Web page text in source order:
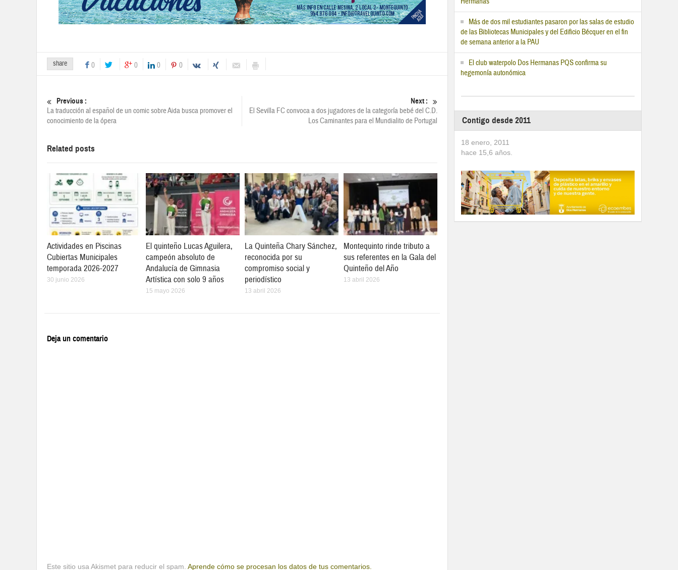
share 0 0 0 0
Previous :
La traducción al español de un comic sobre Aida busca promover el
conocimiento de la ópera
Next :
El Sevilla FC convoca a dos jugadores de la categoría bebé del C.D.
Los Caminantes para el Mundialito de Portugal
Related posts
Actividades en Piscinas
Cubiertas Municipales
temporada 2026-2027
30 junio 2026
El quinteño Lucas Aguilera,
campeón absoluto de
Andalucía de Gimnasia
Artística con solo 9 años
15 mayo 2026
La Quinteña Chary Sánchez,
reconocida por su
compromiso social y
periodístico
13 abril 2026
Montequinto rinde tributo a
sus referentes en la Gala del
Quinteño del Año
13 abril 2026
Deja un comentario
Este sitio usa Akismet para reducir el spam. Aprende cómo se procesan los datos de tus comentarios.
Más de dos mil estudiantes pasaron por las salas de estudio
de las Bibliotecas Municipales y del Edificio Bécquer en el fin
de semana anterior a la PAU
El club waterpolo Dos Hermanas PQS confirma su
hegemonía autonómica
Contigo desde 2011
18 enero, 2011
hace 15,6 años.